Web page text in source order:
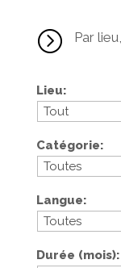
= Par
Lieu
Catégorie
Langue
Durée (mois)